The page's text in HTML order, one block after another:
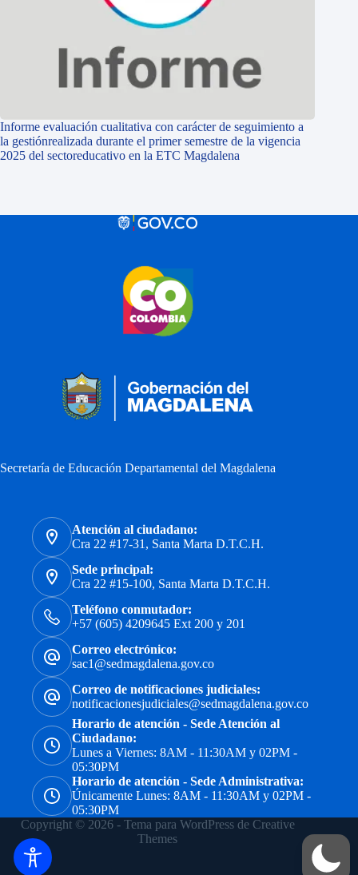
Informe evaluación cualitativa con carácter de seguimiento a
la gestiónrealizada durante el primer semestre de la vigencia
2025 del sectoreducativo en la ETC Magdalena
Secretaría de Educación Departamental del Magdalena
Atención al ciudadano:
Cra 22 #17-31, Santa Marta D.T.C.H.
Sede principal:
Cra 22 #15-100, Santa Marta D.T.C.H.
Teléfono conmutador:
+57 (605) 4209645 Ext 200 y 201
Correo electrónico:
sac1@sedmagdalena.gov.co
Correo de notificaciones judiciales:
notificacionesjudiciales@sedmagdalena.gov.co
Horario de atención - Sede Atención al
Ciudadano:
Lunes a Viernes: 8AM - 11:30AM y 02PM -
05:30PM
Horario de atención - Sede Administrativa:
Únicamente Lunes: 8AM - 11:30AM y 02PM -
05:30PM
Copyright © 2026 - Tema para WordPress de Creative
Themes